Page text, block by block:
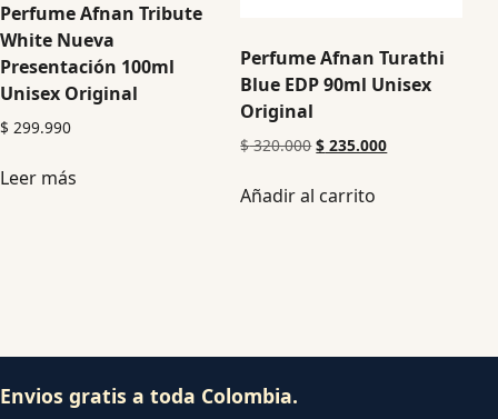
Perfume Afnan Tribute
White Nueva
Presentación 100ml
Unisex Original
$ 299.990
Leer más
Perfume Afnan Turathi
Blue EDP 90ml Unisex
Original
$320.000 $ 235.000
Añadir al carrito
Envios gratis a toda Colombia.